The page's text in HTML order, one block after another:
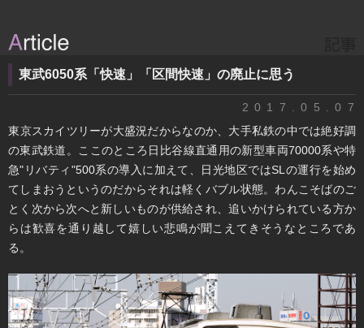
東武6050系「快速」「区間快速」の廃止に思う
2017.05.07
​東京スカイツリーが大盛況だからなのか、大手私鉄の中では絶好調
の東武鉄道。ここのところ日比谷線直通用の新型車両70000系や特
急"リバティ"500系の導入に加えて、日光地区ではSLの運行を始め
てしまおうというのだからそれは軽くバブル状態。わんこそばのご
とく次から次へと新しいものが供給され、追いかけられている方か
らは歓喜を通り越して嬉しい悲鳴が聞こえてきそうなところであ
る。